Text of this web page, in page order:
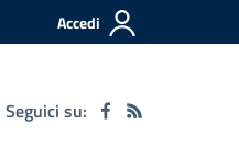
Accedi
Seguici su: